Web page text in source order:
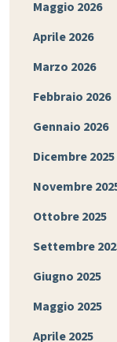
Maggio 2026
Aprile 2026
Marzo 2026
Febbraio 2026
Gennaio 2026
Dicembre 2025
Novembre
Ottobre 2025
Settembre
Giugno 2025
Maggio 2025
Aprile 2025